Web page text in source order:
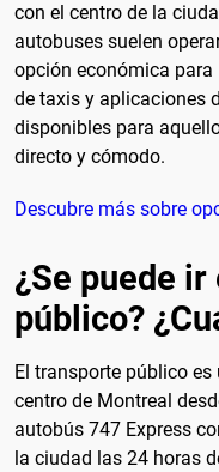
con el centro de la
autobuses suelen
opción económica para
de taxis y aplicaciones
disponibles para
directo y cómodo.
Descubre más sobre
¿Se puede
público?
El transporte público
centro de Montreal
autobús 747 Express
la ciudad las 24 horas